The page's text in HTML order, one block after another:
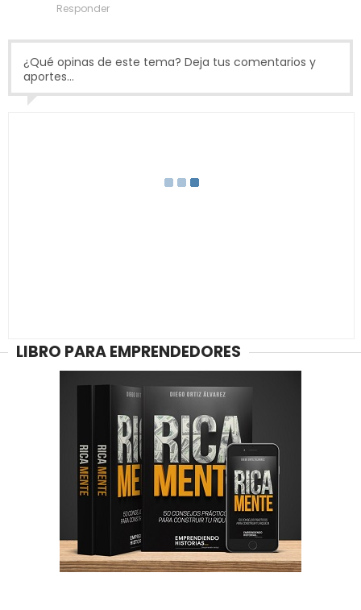
Responder
¿Qué opinas de este tema? Deja tus comentarios y
aportes...
LIBRO PARA EMPRENDEDORES